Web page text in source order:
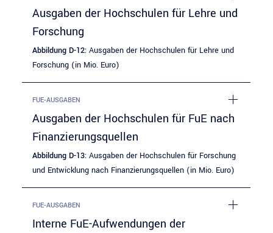
Ausgaben der Hochschulen für Lehre und
Forschung
Abbildung D-12: Ausgaben der Hochschulen für Lehre und
Forschung (in Mio. Euro)
FUE-AUSGABEN
Ausgaben der Hochschulen für FuE nach
Finanzierungsquellen
Abbildung D-13: Ausgaben der Hochschulen für Forschung
und Entwicklung nach Finanzierungsquellen (in Mio. Euro)
FUE-AUSGABEN
Interne FuE-Aufwendungen der